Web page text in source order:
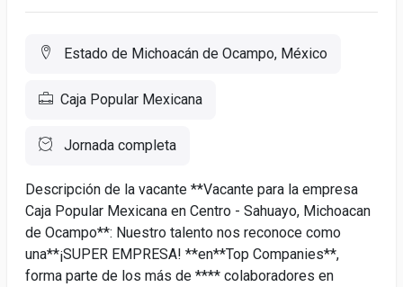
Estado de Michoacán de Ocampo, México
Caja Popular Mexicana
Jornada completa
Descripción de la vacante **Vacante para la empresa
Caja Popular Mexicana en Centro - Sahuayo, Michoacan
de Ocampo**: Nuestro talento nos reconoce como
una**¡SUPER EMPRESA! **en**Top Companies**,
forma parte de los más de **** colaboradores en